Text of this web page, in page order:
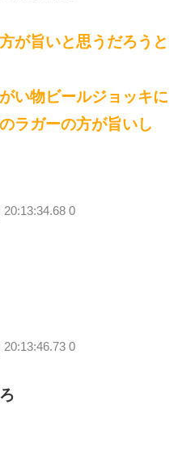
が旨いと思うだろうと
い物ビールジョッキに
ラガーの方が旨いし
20:13:34.68 0
20:13:46.73 0